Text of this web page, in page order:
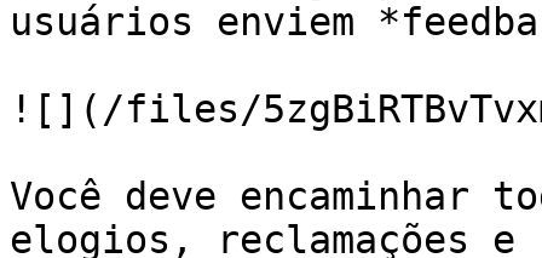
usuários enviem
![](/files/
Você deve encaminhar
elogios, reclamações e